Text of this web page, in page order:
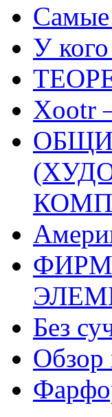
Самые
У
Xootr
Без
Обзор